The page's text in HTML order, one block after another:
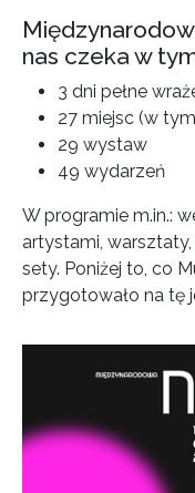
nas czeka w
3 dni pełne
27 miejsc (w
29 wystaw
49 wydarzeń
W programie m.in.:
artystami,
sety. Poniżej to, co
przygotowało na tę